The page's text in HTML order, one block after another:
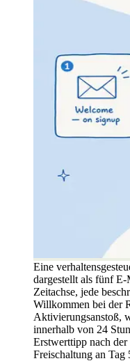
Eine
dargestellt als fünf
Zeitachse, jede
Willkommen bei der
Aktivierungsanstoß,
innerhalb von 24
Erstwerttipp nach
Freischaltung an